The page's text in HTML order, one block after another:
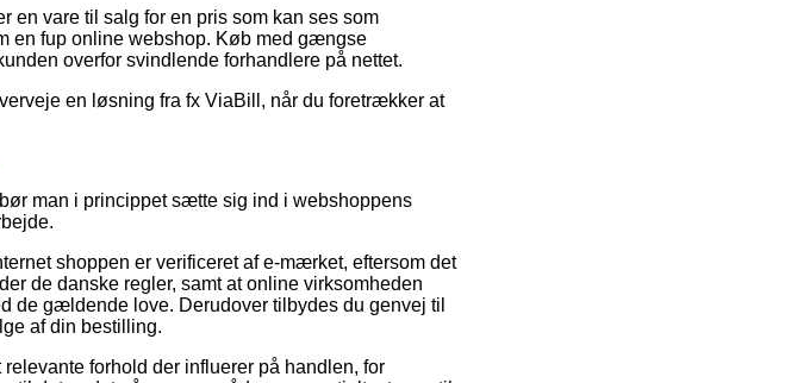
en vare til salg for en pris som kan ses som
en fup online webshop. Køb med gængse
overfor svindlende forhandlere på nettet.
en løsning fra fx ViaBill, når du foretrækker at
man i princippet sætte sig ind i webshoppens
shoppen er verificeret af e-mærket, eftersom det
de danske regler, samt at online virksomheden
de gældende love. Derudover tilbydes du genvej til
af din bestilling.
forhold der influerer på handlen, for